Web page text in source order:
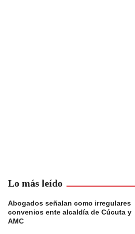
Lo más leído
Abogados señalan como irregulares
convenios ente alcaldía de Cúcuta y
AMC